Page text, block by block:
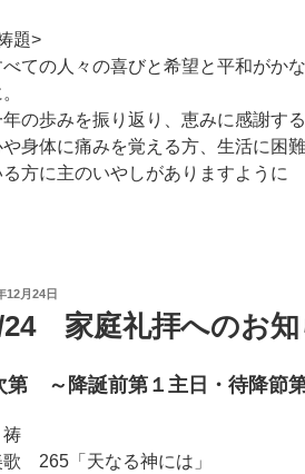
題>
べての人々の喜びと希望と平和がか
年の歩みを振り返り、恵みに感謝す
や身体に痛みを覚える方、生活に困
る方に主のいやしがありますように
12月24日
24 家庭礼拝へのお知
第 ～降誕前第１主日・待降節
歌 265「天なる神には」